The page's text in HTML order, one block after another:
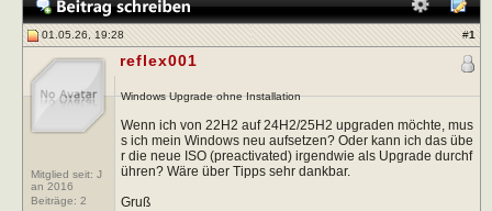
01.05.26, 19:28 #1
Mitglied seit: J
an 2016
Beiträge: 2
reflex001
Windows Upgrade ohne Installation
Wenn ich von 22H2 auf 24H2/25H2 upgraden möchte, mus
s ich mein Windows neu aufsetzen? Oder kann ich das übe
r die neue ISO (preactivated) irgendwie als Upgrade durchf
ühren? Wäre über Tipps sehr dankbar.
Gruß